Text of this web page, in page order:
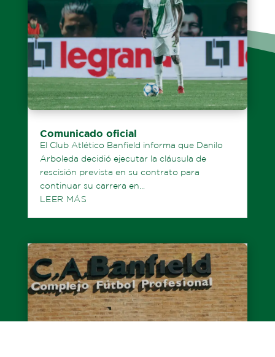
Comunicado oficial
El Club Atlético Banfield informa que Danilo
Arboleda decidió ejecutar la cláusula de
rescisión prevista en su contrato para
continuar su carrera en...
LEER MÁS